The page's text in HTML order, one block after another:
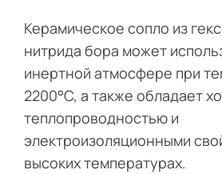
Керамическое сопло из
нитрида бора может
инертной атмосфере при
2200°C, а также обладает
теплопроводностью и
электроизоляционными
высоких температурах.